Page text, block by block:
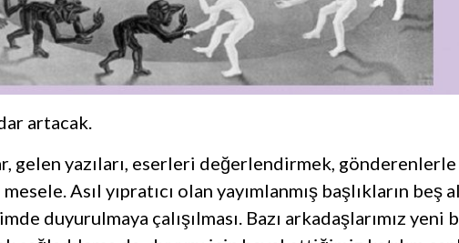
artacak.
gelen yazıları, eserleri değerlendirmek,
Asıl yıpratıcı olan yayımlanmış başlıkların beş
duyurulmaya çalışılması. Bazı arkadaşlarımız yeni